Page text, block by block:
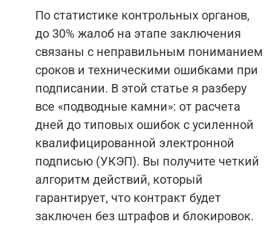
По статистике контрольных органов,
до 30% жалоб на этапе заключения
связаны с неправильным пониманием
сроков и техническими ошибками при
подписании. В этой статье я разберу
все «подводные камни»: от расчета
дней до типовых ошибок с усиленной
квалифицированной электронной
подписью (УКЭП). Вы получите четкий
алгоритм действий, который
гарантирует, что контракт будет
заключен без штрафов и блокировок.